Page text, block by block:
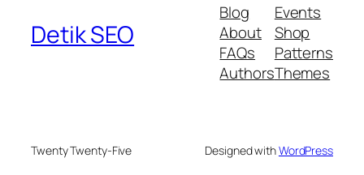
Detik SEO
Blog
About
FAQs
Authors
Events
Shop
Patterns
Themes
Twenty Twenty-Five Designed withWordPress